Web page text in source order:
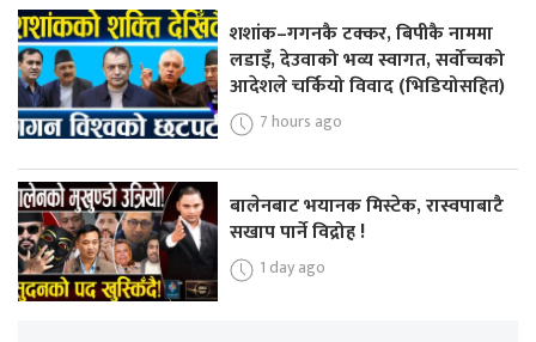
शशांक–गगनकै टक्कर, बिपीकै नाममा
लडाइँ, देउवाको भव्य स्वागत, सर्वोच्चको
आदेशले चर्कियो विवाद (भिडियोसहित)
7 hours ago
बालेनबाट भयानक मिस्टेक, रास्वपाबाटै
सखाप पार्ने विद्रोह !
1 day ago